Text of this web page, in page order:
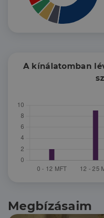
A kínálatomban
Megbízásaim